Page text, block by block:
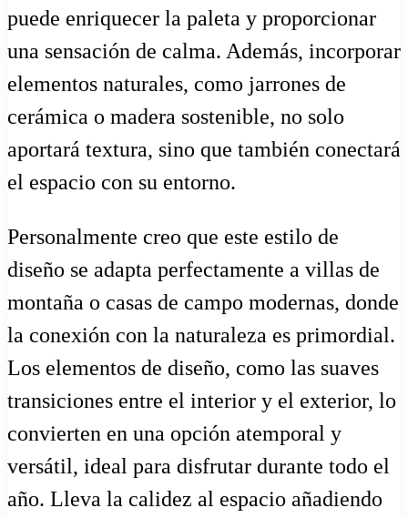
puede enriquecer la paleta y proporcionar
una sensación de calma. Además, incorporar
elementos naturales, como jarrones de
cerámica o madera sostenible, no solo
aportará textura, sino que también conectará
el espacio con su entorno.
Personalmente creo que este estilo de
diseño se adapta perfectamente a villas de
montaña o casas de campo modernas, donde
la conexión con la naturaleza es primordial.
Los elementos de diseño, como las suaves
transiciones entre el interior y el exterior, lo
convierten en una opción atemporal y
versátil, ideal para disfrutar durante todo el
año. Lleva la calidez al espacio añadiendo